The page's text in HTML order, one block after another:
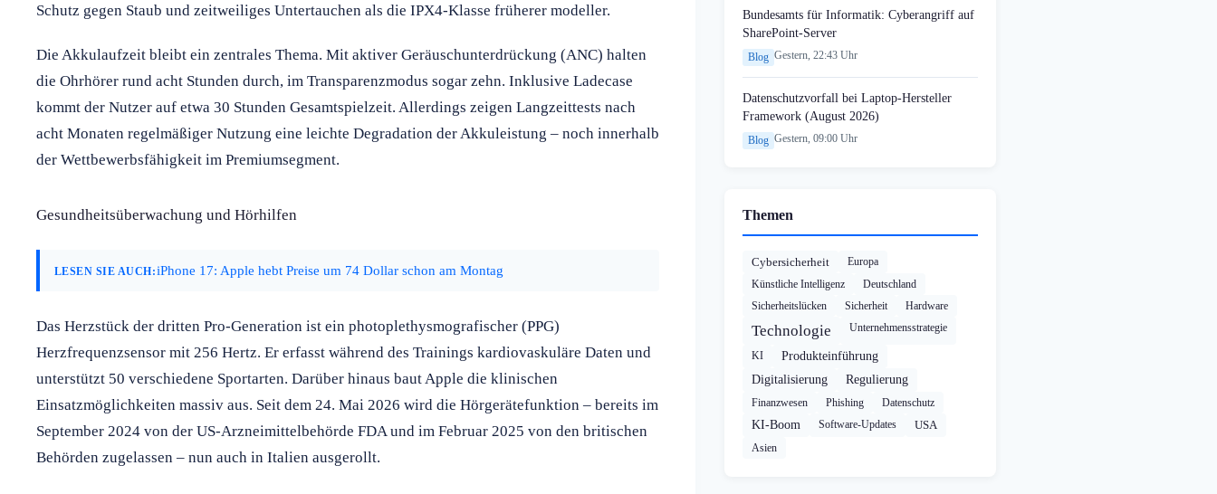
Schutz gegen Staub und zeitweiliges Untertauchen als die IPX4-Klasse früherer modeller.
Die Akkulaufzeit bleibt ein zentrales Thema. Mit aktiver Geräuschunterdrückung (ANC) halten
die Ohrhörer rund acht Stunden durch, im Transparenzmodus sogar zehn. Inklusive Ladecase
kommt der Nutzer auf etwa 30 Stunden Gesamtspielzeit. Allerdings zeigen Langzeittests nach
acht Monaten regelmäßiger Nutzung eine leichte Degradation der Akkuleistung – noch innerhalb
der Wettbewerbsfähigkeit im Premiumsegment.
Gesundheitsüberwachung und Hörhilfen
LESEN SIE AUCH:iPhone 17: Apple hebt Preise um 74 Dollar schon am Montag
Das Herzstück der dritten Pro-Generation ist ein photoplethysmografischer (PPG)
Herzfrequenzsensor mit 256 Hertz. Er erfasst während des Trainings kardiovaskuläre Daten und
unterstützt 50 verschiedene Sportarten. Darüber hinaus baut Apple die klinischen
Einsatzmöglichkeiten massiv aus. Seit dem 24. Mai 2026 wird die Hörgerätefunktion – bereits im
September 2024 von der US-Arzneimittelbehörde FDA und im Februar 2025 von den britischen
Behörden zugelassen – nun auch in Italien ausgerollt.
Bundesamts für Informatik: Cyberangriff auf
SharePoint-Server
Blog Gestern, 22:43 Uhr
Datenschutzvorfall bei Laptop-Hersteller
Framework (August 2026)
Blog Gestern, 09:00 Uhr
Themen
Cybersicherheit
Europa
Künstliche Intelligenz
Deutschland
Sicherheitslücken
Sicherheit Hardware
Technologie Unternehmensstrategie
KI
Produkteinführung
Digitalisierung
Regulierung
Finanzwesen Phishing Datenschutz
KI-Boom Software-Updates USA
Asien